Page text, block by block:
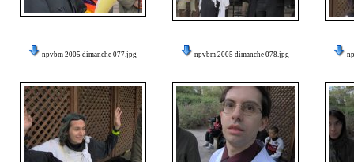
npvbm 2005 dimanche 077.jpg npvbm 2005 dimanche 078.jpg